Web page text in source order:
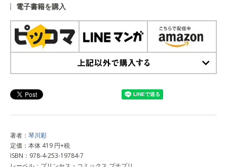
電子書籍を購入
著者： 琴川彩
定価：本体 419 円+税
ISBN：978-4-253-19784-7